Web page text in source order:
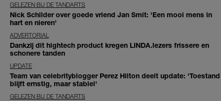
GELEZEN BIJ DE TANDARTS
Nick Schilder over goede vriend Jan Smit: 'Een mooi mens in
hart en nieren'
ADVERTORIAL
Dankzij dit hightech product kregen LINDA.lezers frissere en
schonere tanden
UPDATE
Team van celebrityblogger Perez Hilton deelt update: 'Toestand
blijft ernstig, maar stabiel'
GELEZEN BIJ DE TANDARTS